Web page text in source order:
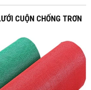
CUỘN CHỐNG TRƠN